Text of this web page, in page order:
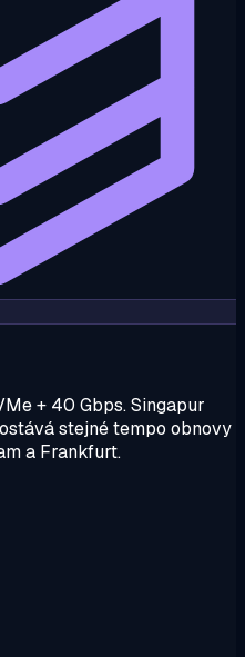
+ 40 Gbps. Singapur
stejné tempo obnovy
a Frankfurt.